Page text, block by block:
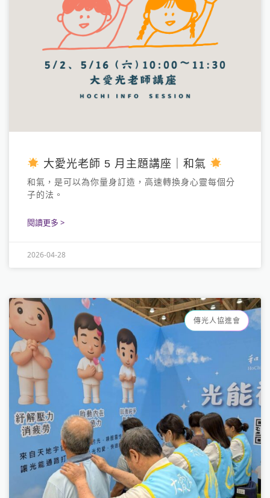
大愛光老師 5 月主題講座｜和氣
和氣，是可以為你量身訂造，高速轉換身心靈每個分
子的法。
閱讀更多 >
2026-04-28
傳光人協進會